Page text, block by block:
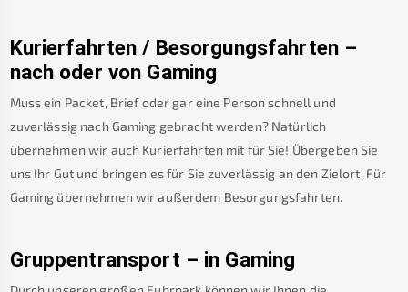
Kurierfahrten / Besorgungsfahrten –
nach oder von Gaming
Muss ein Packet, Brief oder gar eine Person schnell und
zuverlässig nach Gaming gebracht werden? Natürlich
übernehmen wir auch Kurierfahrten mit für Sie! Übergeben Sie
uns Ihr Gut und bringen es für Sie zuverlässig an den Zielort. Für
Gaming übernehmen wir außerdem Besorgungsfahrten.
Gruppentransport – in Gaming